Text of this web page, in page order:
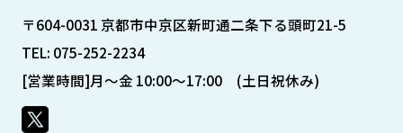
〒604-0031 京都市中京区新町通二条下る頭町21-5
TEL: 075-252-2234
[営業時間]月～金 10:00～17:00 (土日祝休み)